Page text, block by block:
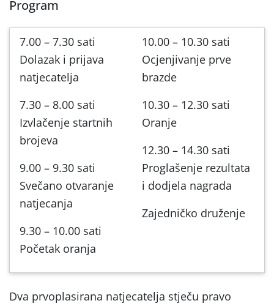
Program
7.00 – 7.30 sati
Dolazak i prijava
natjecatelja
7.30 – 8.00 sati
Izvlačenje startnih
brojeva
9.00 – 9.30 sati
Svečano otvaranje
natjecanja
9.30 – 10.00 sati
Početak oranja
10.00 – 10.30 sati
Ocjenjivanje prve
brazde
10.30 – 12.30 sati
Oranje
12.30 – 14.30 sati
Proglašenje rezultata
i dodjela nagrada
Zajedničko druženje
Dva prvoplasirana natjecatelja stječu pravo